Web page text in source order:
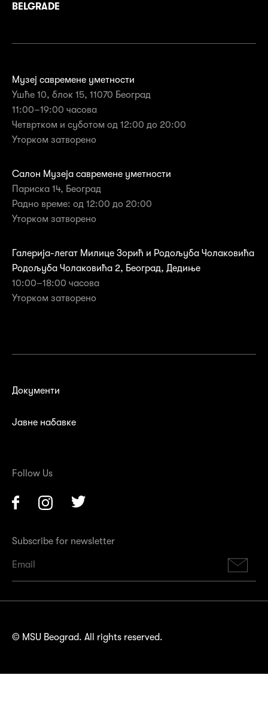
BELGRADE
Музеј савремене уметности
Ушће 10, блок 15, 11070 Београд
11:00–19:00 часова
Четвртком и суботом од 12:00 до 20:00
Уторком затворенo
Салон Музеја савремене уметности
Париска 14, Београд
Радно време: од 12:00 до 20:00
Уторком затворено
Галерија-легат Милице Зорић и Родољуба Чолаковића
Родољуба Чолаковића 2, Београд, Дедиње
10:00–18:00 часова
Уторком затворенo
Документи
Јавне набавке
Follow Us
Facebook Instagram
Subscribe for newsletter
© MSU Beograd. All rights reserved.